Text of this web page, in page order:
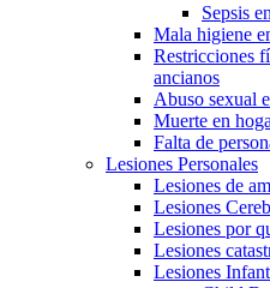
Sepsis
Mala higiene
Restricciones
ancianos
Abuso sexual
Muerte en
Falta de
Lesiones Personales
Lesiones de
Lesiones
Lesiones por
Lesiones
Lesiones